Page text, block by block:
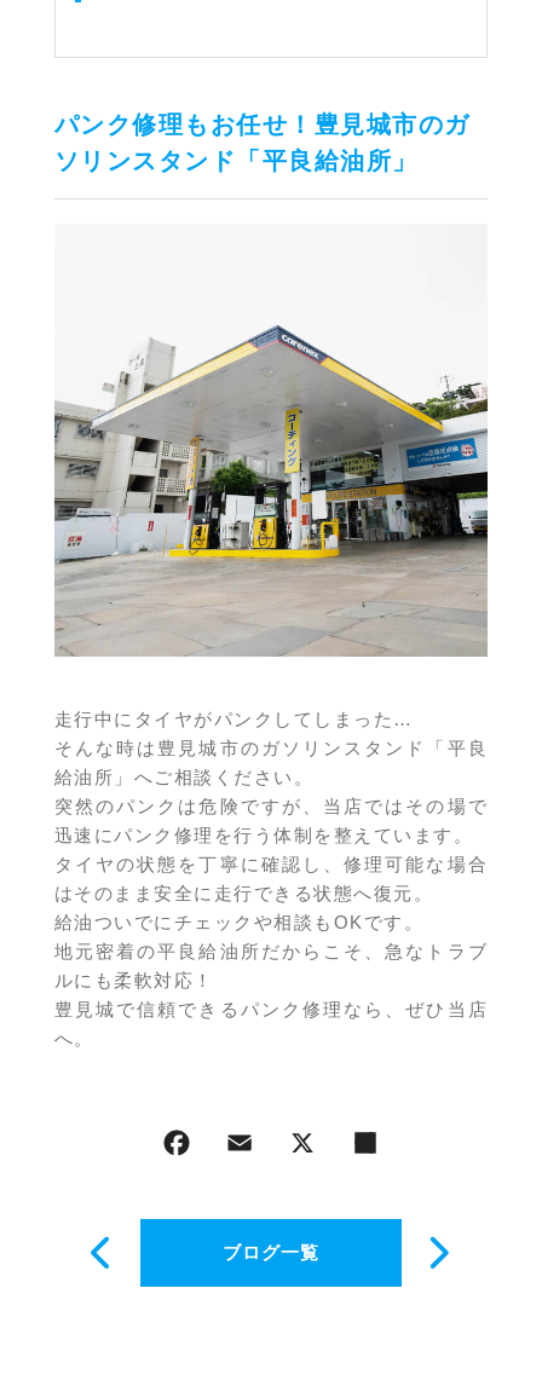
パンク修理もお任せ！豊見城市のガ
ソリンスタンド「平良給油所」
走行中にタイヤがパンクしてしまった…
そんな時は豊見城市のガソリンスタンド「平良
給油所」へご相談ください。
突然のパンクは危険ですが、当店ではその場で
迅速にパンク修理を行う体制を整えています。
タイヤの状態を丁寧に確認し、修理可能な場合
はそのまま安全に走行できる状態へ復元。
給油ついでにチェックや相談もOKです。
地元密着の平良給油所だからこそ、急なトラブ
ルにも柔軟対応！
豊見城で信頼できるパンク修理なら、ぜひ当店
へ。
ブログ一覧